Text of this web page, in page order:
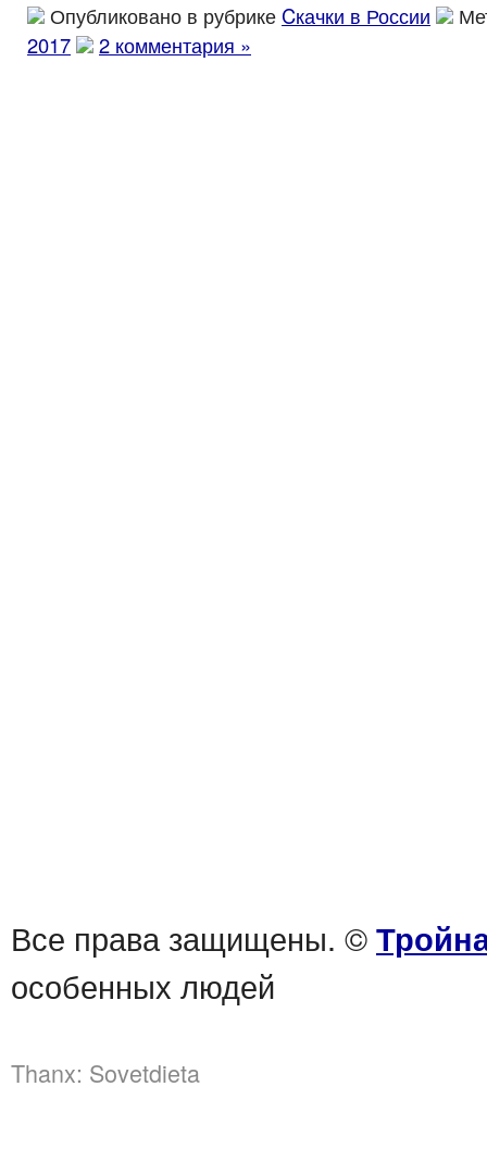
Опубликовано в рубрике Cкачки в России
2017
2 комментария »
Все права защищены. ©
особенных людей
Thanx: Sovetdieta